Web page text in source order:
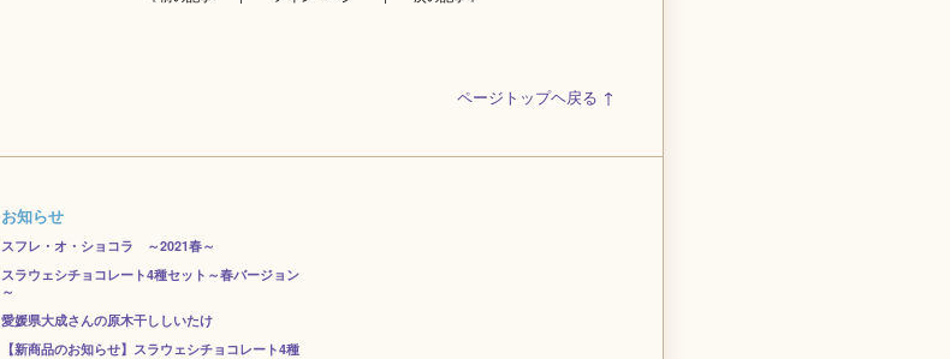
ページトップヘ戻る ↑
お知らせ
スフレ・オ・ショコラ ～2021春～
スラウェシチョコレート4種セット～春バージョン
～
愛媛県大成さんの原木干ししいたけ
【新商品のお知らせ】スラウェシチョコレート4種